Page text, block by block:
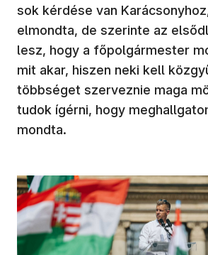
sok kérdése van
elmondta, de szerinte az
lesz, hogy a főpolgármester
mit akar, hiszen neki kell
többséget szerveznie maga
tudok ígérni, hogy
mondta.